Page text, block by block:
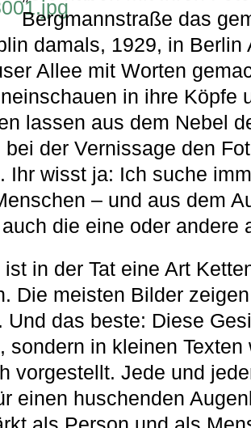
Bergmannstraße das
damals, 1929, in Berlin
Allee mit Worten
in ihre
lassen aus dem Nebel
bei der Vernissage den
Ihr wisst ja: Ich suche
– und aus dem
die eine oder andere
in der Tat eine Art
Die meisten Bilder
Und das beste: Diese
sondern in kleinen
vorgestellt. Jede und
einen huschenden